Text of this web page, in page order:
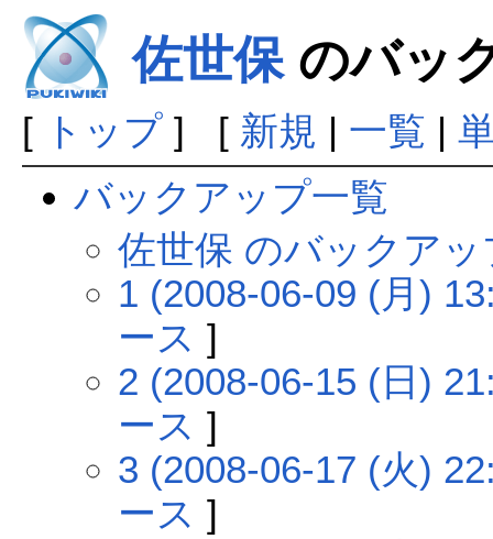
佐世保のバッ
[ トップ] [ 新規 | 一覧 |
バックアップ一覧
佐世保 のバックアッ
1 (2008-06-09 (月)
ース ]
2 (2008-06-15 (日)
ース ]
3 (2008-06-17 (火)
ース ]